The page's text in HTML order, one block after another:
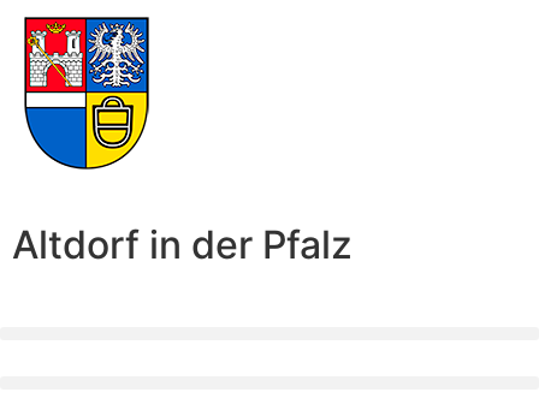
Altdorf in der Pfalz